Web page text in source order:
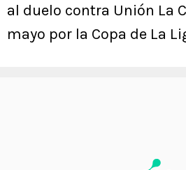
al duelo contra Unión La
mayo por la Copa de La